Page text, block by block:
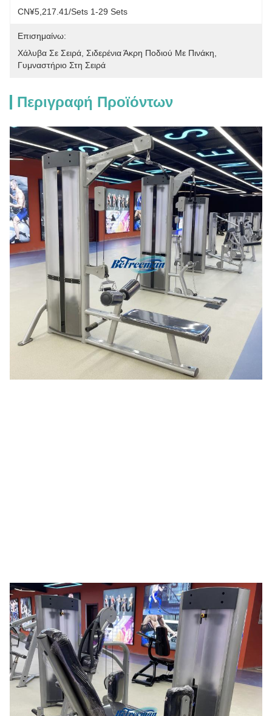
CN¥5,217.41/sets 1-29 Sets
Επισημαίνω:
Χάλυβα Σε Σειρά Σιδερένια Άκρη Ποδιού Με Πινάκη
Γυμναστήριο Στη Σειρά
Περιγραφή Προϊόντων